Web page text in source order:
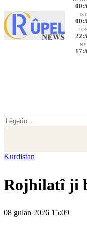
İST
LON
NY
Kurdistan
Rojhilatî ji
08 gulan 2026 15:09